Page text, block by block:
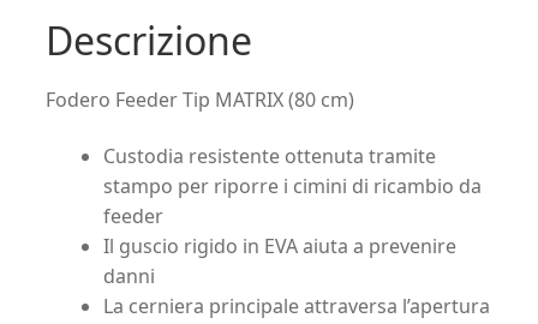
Descrizione
Fodero Feeder Tip MATRIX (80 cm)
Custodia resistente ottenuta tramite
stampo per riporre i cimini di ricambio da
feeder
Il guscio rigido in EVA aiuta a prevenire
danni
La cerniera principale attraversa l’apertura